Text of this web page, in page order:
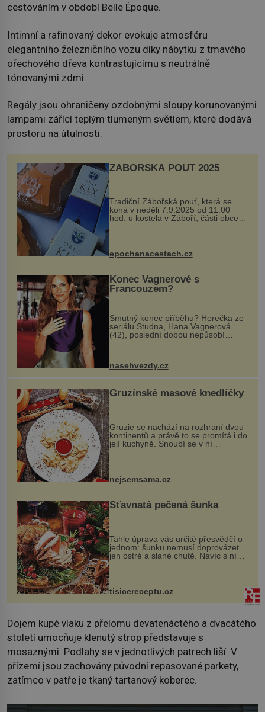
cestováním v období Belle Époque.
Intimní a rafinovaný dekor evokuje atmosféru
elegantního železničního vozu díky nábytku z tmavého
ořechového dřeva kontrastujícímu s neutrálně
tónovanými zdmi.
Regály jsou ohraničeny ozdobnými sloupy korunovanými
lampami zářící teplým tlumeným světlem, které dodává
prostoru na útulnosti.
ZÁBOŘSKÁ POUŤ 2025
Tradiční Zábořská pouť, která se
koná v neděli 7.9.2025 od 11:00
hod. u kostela v Záboří, části obce
Kly u Mělníka. V programu naleznete
komentovanou prohlídku kostela,
epochanacestach.cz
Konec Vagnerové s
Francouzem?
Smutný konec příběhu? Herečka ze
seriálu Studna, Hana Vagnerová
(42), poslední dobou nepůsobí
nasehvezdy.cz
Gruzínské masové knedlíčky
Gruzie se nachází na rozhraní dvou
kontinentů a právě to se promítá i do
její kuchyně. Snoubí se v ní
evropské a asijské chutě a díky tomu
pokrmy, které rozhodně st...
nejsemsama.cz
Šťavnatá pečená šunka
Tahle úprava vás určitě přesvědčí o
jednom: šunku nemusí doprovázet
jen ostré a slané chutě. Navíc s ní
nakrmíte poměrně hodně hladových
krků. Ingredience sádlo 3 kg šunky
vcelku 3 stroužky česneku hl...
tisicereceptu.cz
Dojem kupé vlaku z přelomu devatenáctého a dvacátého
století umocňuje klenutý strop představuje s
mosaznými. Podlahy se v jednotlivých patrech liší. V
přízemí jsou zachovány původní repasované parkety,
zatímco v patře je tkaný tartanový koberec.